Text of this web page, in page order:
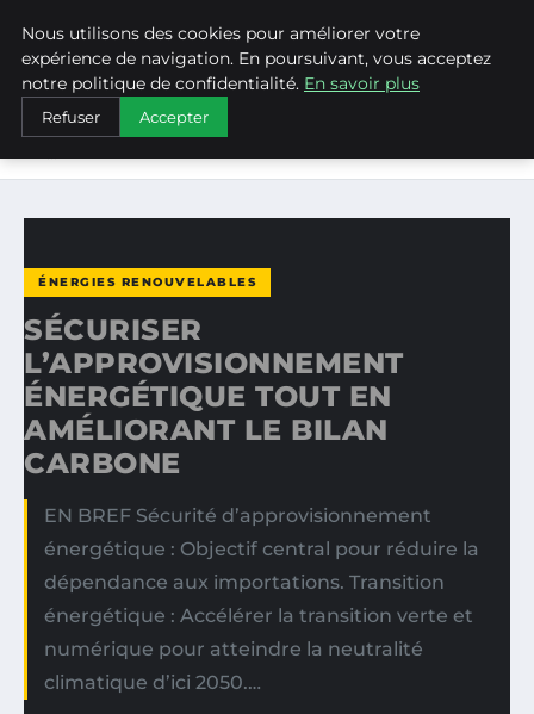
WEARECLIMATECONTROL
ACCUEIL
ÉNERGIES RENOUVELABLES
SÉCURISER L’APPROVISIONNEMENT ÉNERGÉTIQUE TOUT
ÉNERGIES RENOUVELABLES
SÉCURISER
L’APPROVISIONNEMENT
ÉNERGÉTIQUE TOUT EN
AMÉLIORANT LE BILAN
CARBONE
EN BREF Sécurité d’approvisionnement
énergétique : Objectif central pour réduire la
dépendance aux importations. Transition
énergétique : Accélérer la transition verte et
numérique pour atteindre la neutralité
climatique d’ici 2050.…
Nous utilisons des cookies pour améliorer votre
expérience de navigation. En poursuivant, vous acceptez
notre politique de confidentialité. En savoir plus
Refuser Accepter